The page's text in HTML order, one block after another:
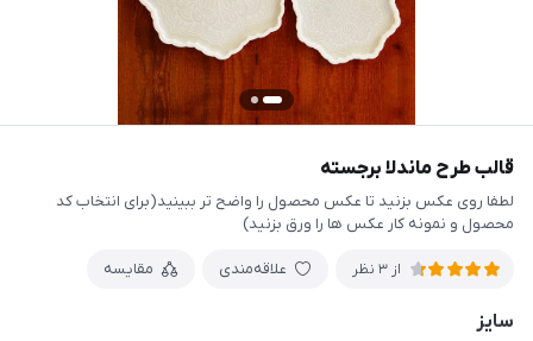
قالب طرح ماندلا برجسته
لطفا روی عکس بزنید تا عکس محصول را واضح تر ببینید(برای انتخاب کد
محصول و نمونه کار عکس ها را ورق بزنید)
از 3 نظر علاقه‌مندی مقایسه
سایز